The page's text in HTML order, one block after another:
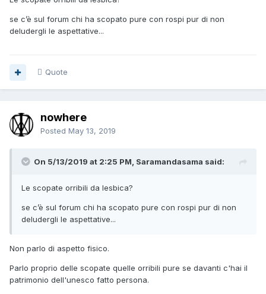
Non alle scopate orribili.
se c’è sul forum chi ha scopato pure con rospi pur di non
deludergli le aspettative...
Quote
nowhere
Posted May 13, 2019
On 5/13/2019 at 2:25 PM, Saramandasama said:
Le scopate orribili da lesbica?
se c’è sul forum chi ha scopato pure con rospi pur di non
deludergli le aspettative...
Non parlo di aspetto fisico.
Parlo proprio delle scopate quelle orribili pure se davanti c'hai il
patrimonio dell'unesco fatto persona.